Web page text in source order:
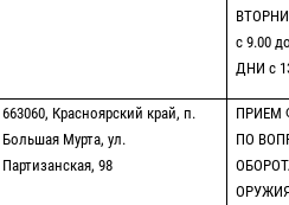
с 9.00
ДНИ с
663060, Красноярский край, п.
Большая Мурта, ул.
Партизанская, 98
ПРИЕМ
ПО